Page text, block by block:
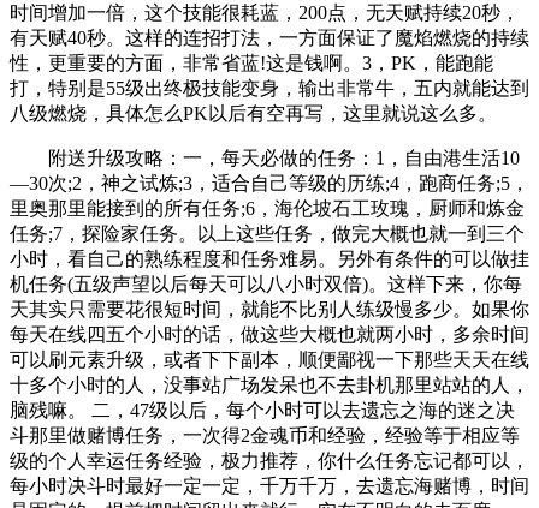
时间增加一倍，这个技能很耗蓝，200点，无天赋持续20秒，
有天赋40秒。这样的连招打法，一方面保证了魔焰燃烧的持续
性，更重要的方面，非常省蓝!这是钱啊。3，PK，能跑能
打，特别是55级出终极技能变身，输出非常牛，五内就能达到
八级燃烧，具体怎么PK以后有空再写，这里就说这么多。
附送升级攻略：一，每天必做的任务：1，自由港生活10
—30次;2，神之试炼;3，适合自己等级的历练;4，跑商任务;5，
里奥那里能接到的所有任务;6，海伦坡石工玫瑰，厨师和炼金
任务;7，探险家任务。以上这些任务，做完大概也就一到三个
小时，看自己的熟练程度和任务难易。另外有条件的可以做挂
机任务(五级声望以后每天可以八小时双倍)。这样下来，你每
天其实只需要花很短时间，就能不比别人练级慢多少。如果你
每天在线四五个小时的话，做这些大概也就两小时，多余时间
可以刷元素升级，或者下下副本，顺便鄙视一下那些天天在线
十多个小时的人，没事站广场发呆也不去卦机那里站站的人，
脑残嘛。 二，47级以后，每个小时可以去遗忘之海的迷之决
斗那里做赌博任务，一次得2金魂币和经验，经验等于相应等
级的个人幸运任务经验，极力推荐，你什么任务忘记都可以，
每小时决斗时最好一定一定，千万千万，去遗忘海赌博，时间